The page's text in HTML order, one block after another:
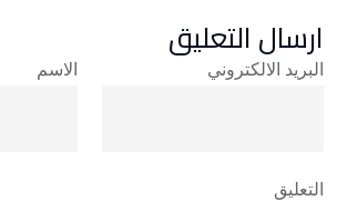
ارسال التعليق
الاسم البريد الالكتروني
التعليق